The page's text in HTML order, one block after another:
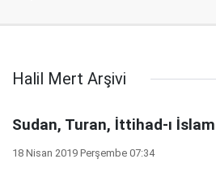
Halil Mert Arşivi
Sudan, Turan, İttihad-ı İslam
18 Nisan 2019 Perşembe 07:34